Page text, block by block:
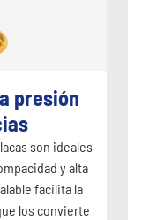
presión
son ideales
y alta
facilita la
los convierte